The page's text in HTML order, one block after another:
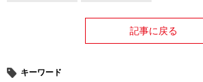
記事に戻る
キーワード